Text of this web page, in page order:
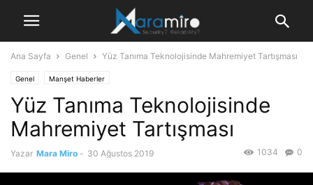
Ana Sayfa Genel Yüz Tanıma Teknolojisinde Mahremiyet Tartışması
Genel Manşet Haberler
Yüz Tanıma Teknolojisinde
Mahremiyet Tartışması
Yazar Mara Miro - 30 Ağustos 2019 0
1034